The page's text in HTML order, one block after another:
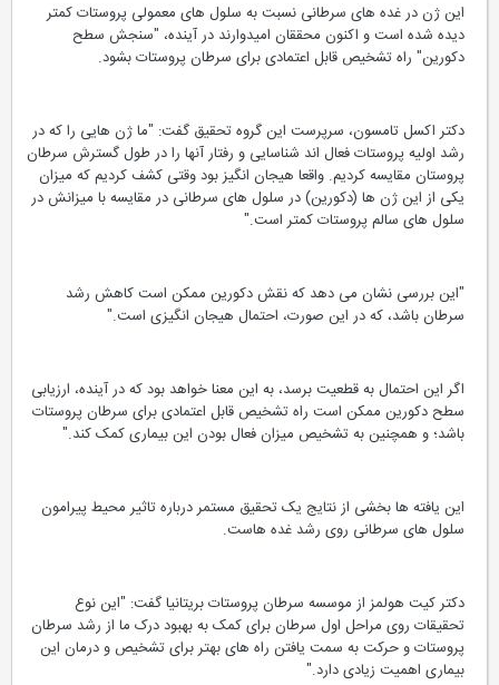
این ژن در غده های سرطانی نسبت به سلول های معمولی پروستات کمتر
دیده شده است و اکنون محققان امیدوارند در آینده، "سنجش سطح
دکورین" راه تشخیص قابل اعتمادی برای سرطان پروستات بشود.
دکتر اکسل تامسون، سرپرست این گروه تحقیق گفت: "ما ژن هایی را که در
رشد اولیه پروستات فعال اند شناسایی و رفتار آنها را در طول گسترش سرطان
پروستان مقایسه کردیم. واقعا هیجان انگیز بود وقتی کشف کردیم که میزان
یکی از این ژن ها (دکورین) در سلول های سرطانی در مقایسه با میزانش در
سلول های سالم پروستات کمتر است."
"این بررسی نشان می دهد که نقش دکورین ممکن است کاهش رشد
سرطان باشد، که در این صورت، احتمال هیجان انگیزی است."
اگر این احتمال به قطعیت برسد، به این معنا خواهد بود که در آینده، ارزیابی
سطح دکورین ممکن است راه تشخیص قابل اعتمادی برای سرطان پروستات
باشد؛ و همچنین به تشخیص میزان فعال بودن این بیماری کمک کند."
این یافته ها بخشی از نتایج یک تحقیق مستمر درباره تاثیر محیط پیرامون
سلول های سرطانی روی رشد غده هاست.
دکتر کیت هولمز از موسسه سرطان پروستات بریتانیا گفت: "این نوع
تحقیقات روی مراحل اول سرطان برای کمک به بهبود درک ما از رشد سرطان
پروستات و حرکت به سمت یافتن راه های بهتر برای تشخیص و درمان این
بیماری اهمیت زیادی دارد."